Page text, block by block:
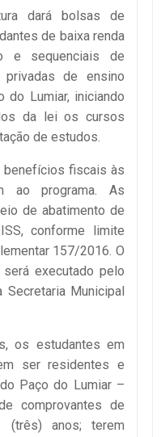
dará bolsas de
de baixa renda
e sequenciais de
de ensino
do Lumiar, iniciando
da lei os cursos
de estudos.
benefícios fiscais às
ao programa. As
de abatimento de
conforme limite
157/2016. O
executado pelo
Municipal
os estudantes em
ser residentes e
Paço do Lumiar –
comprovantes de
(três) anos; terem